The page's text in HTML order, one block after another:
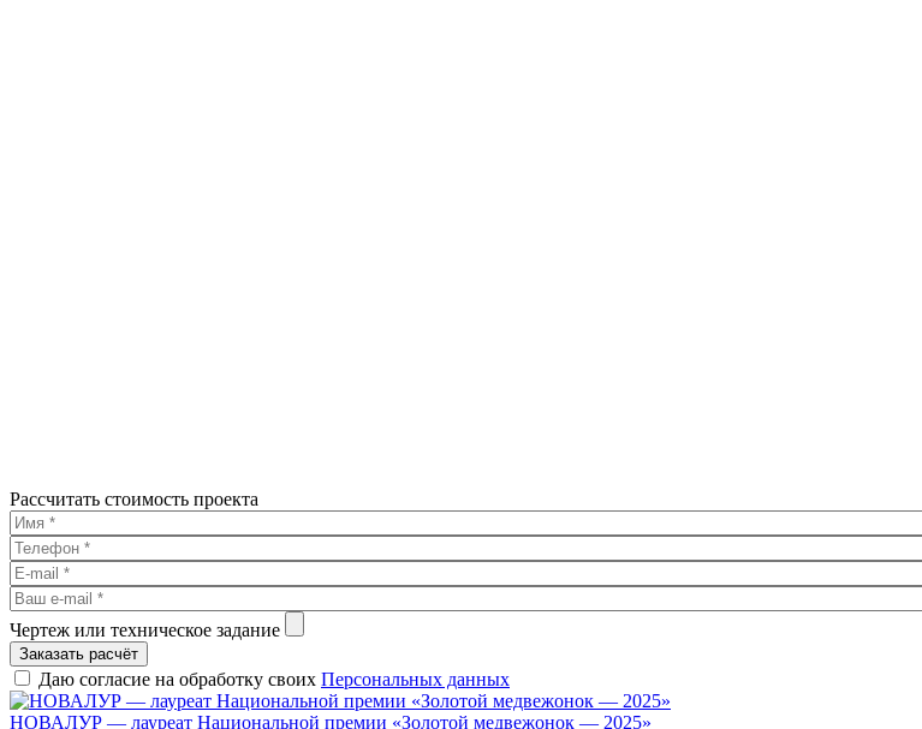
Рассчитать стоимость проекта
Чертеж или техническое задание
Заказать расчёт
Даю согласие на обработку своих Персональных данных
НОВАЛУР — лауреат Национальной премии «Золотой медвежонок — 2025»